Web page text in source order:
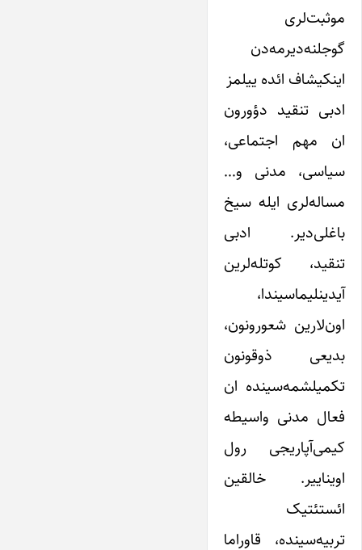
موثبت‌لری
گوجلنه‌دیرمه‌دن
اینکیشاف ائده ییلمز
ادبی تنقید دؤورون
ان مهم اجتماعی،
‌سیاسی، مدنی و…
مساله‌لری ایله ‌سیخ
باغلی‌دیر. ادبی
تنقید، کوتله‌‌لرین
آیدینلیما‌سیندا،
اون‌لارین شعورونون،
بدیعی ذوقونون
تکمیلشمه‌سینده ان
فعال مدنی واسیطه‌
کیمی‌آپاریجی رول
اویناییر. خالقین
ائستئتیک
تربیه‌‌سینده، قاوراما